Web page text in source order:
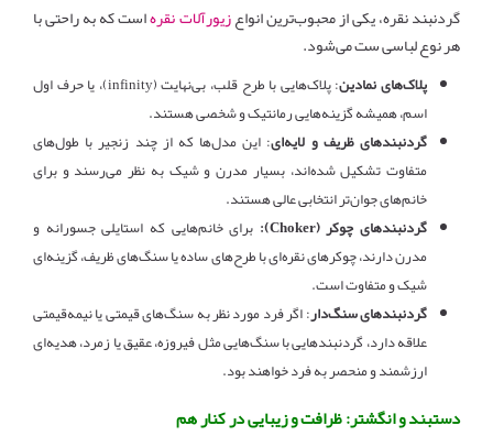
گردنبند نقره، یکی از محبوب‌ترین انواعزیورآلات نقرهاست که به راحتی با
هر نوع لباسی ست می‌شود.
پلاک‌های نمادین
: پلاک‌هایی با طرح قلب، بی‌نهایت (infinity)، یا حرف اول
اسم، همیشه گزینه‌هایی رمانتیک و شخصی هستند.
گردنبندهای ظریف و لایه‌ای: این مدل‌ها که از چند زنجیر با طول‌های
متفاوت تشکیل شده‌اند، بسیار مدرن و شیک به نظر می‌رسند و برای
خانم‌های جوان‌تر انتخابی عالی هستند.
گردنبندهای چوکر (Choker):
برای خانم‌هایی که استایلی جسورانه و
مدرن دارند، چوکرهای نقره‌ای با طرح‌های ساده یا سنگ‌های ظریف، گزینه‌ای
شیک و متفاوت است.
گردنبندهای سنگ‌دار: اگر فرد مورد نظر به سنگ‌های قیمتی یا نیمه‌قیمتی
علاقه دارد، گردنبندهایی با سنگ‌هایی مثل فیروزه، عقیق یا زمرد، هدیه‌ای
ارزشمند و منحصر به فرد خواهند بود.
دستبند و انگشتر: ظرافت و زیبایی در کنار هم